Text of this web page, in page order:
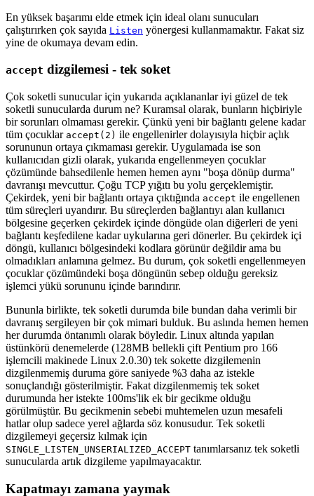
En yüksek başarımı elde etmek için ideal olanı sunucuları
çalıştırırken çok sayıda Listen yönergesi kullanmamaktır. Fakat siz
yine de okumaya devam edin.
accept dizgilemesi - tek soket
Çok soketli sunucular için yukarıda açıklananlar iyi güzel de tek
soketli sunucularda durum ne? Kuramsal olarak, bunların hiçbiriyle
bir sorunları olmaması gerekir. Çünkü yeni bir bağlantı gelene kadar
tüm çocuklar accept(2) ile engellenirler dolayısıyla hiçbir açlık
sorununun ortaya çıkmaması gerekir. Uygulamada ise son
kullanıcıdan gizli olarak, yukarıda engellenmeyen çocuklar
çözümünde bahsedilenle hemen hemen aynı "boşa dönüp durma"
davranışı mevcuttur. Çoğu TCP yığıtı bu yolu gerçeklemiştir.
Çekirdek, yeni bir bağlantı ortaya çıktığında accept ile engellenen
tüm süreçleri uyandırır. Bu süreçlerden bağlantıyı alan kullanıcı
bölgesine geçerken çekirdek içinde döngüde olan diğerleri de yeni
bağlantı keşfedilene kadar uykularına geri dönerler. Bu çekirdek içi
döngü, kullanıcı bölgesindeki kodlara görünür değildir ama bu
olmadıkları anlamına gelmez. Bu durum, çok soketli engellenmeyen
çocuklar çözümündeki boşa döngünün sebep olduğu gereksiz
işlemci yükü sorununu içinde barındırır.
Bununla birlikte, tek soketli durumda bile bundan daha verimli bir
davranış sergileyen bir çok mimari bulduk. Bu aslında hemen hemen
her durumda öntanımlı olarak böyledir. Linux altında yapılan
üstünkörü denemelerde (128MB bellekli çift Pentium pro 166
işlemcili makinede Linux 2.0.30) tek sokette dizgilemenin
dizgilenmemiş duruma göre saniyede %3 daha az istekle
sonuçlandığı gösterilmiştir. Fakat dizgilenmemiş tek soket
durumunda her istekte 100ms'lik ek bir gecikme olduğu
görülmüştür. Bu gecikmenin sebebi muhtemelen uzun mesafeli
hatlar olup sadece yerel ağlarda söz konusudur. Tek soketli
dizgilemeyi geçersiz kılmak için
SINGLE_LISTEN_UNSERIALIZED_ACCEPT tanımlarsanız tek soketli
sunucularda artık dizgileme yapılmayacaktır.
Kapatmayı zamana yaymak